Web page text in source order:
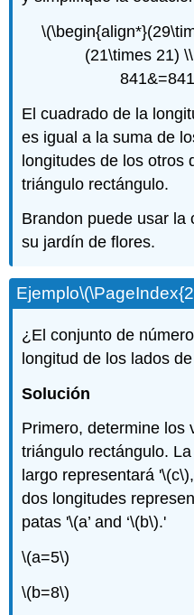
(21\times 21)
El cuadrado de la
es igual a la suma de
longitudes de los otros
triángulo rectángulo.
Brandon puede usar la
su jardín de flores.
Ejemplo
¿El conjunto de
longitud de los lados
Solución
Primero, determine los
triángulo rectángulo.
largo representará '\(c\)
dos longitudes
patas '\(a’ and ‘\(b\).'
\(a=5\)
\(b=8\)